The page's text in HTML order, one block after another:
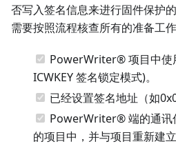
否写入签名信息来进行固件保护
需要按照流程核查所有的准备工作
PowerWriter® 项目中使
ICWKEY 签名锁定模式)。
已经设置签名地址（如
PowerWriter® 端的通讯
的项目中，并与项目重新建立